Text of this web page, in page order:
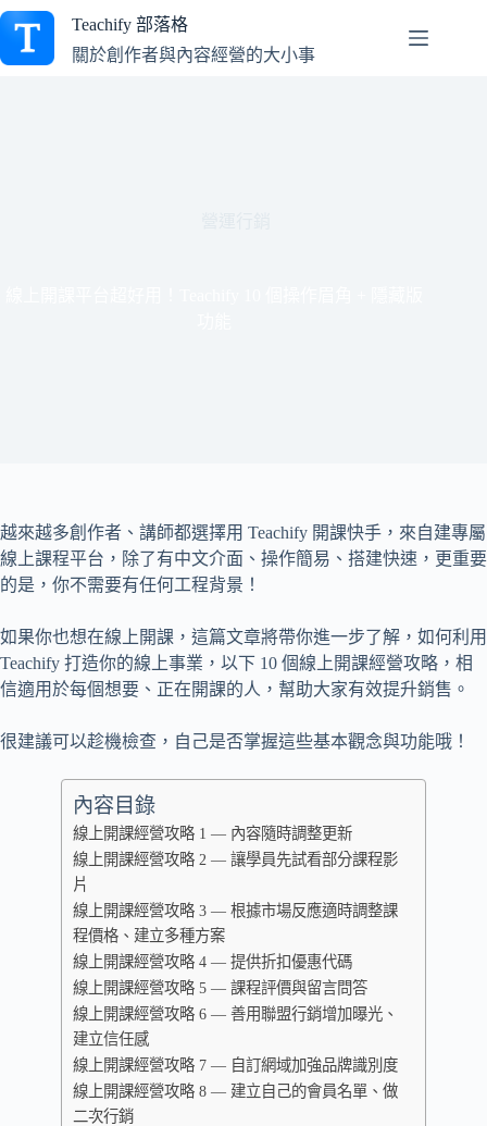
跳
主
Teachify 部落格
關於創作者與內容經營的大小事
越來越多創作者、講師都選擇用 Teachify 開課快手，來自建專屬
線上課程平台，除了有中文介面、操作簡易、搭建快速，更重要
的是，你不需要有任何工程背景！
如果你也想在線上開課，這篇文章將帶你進一步了解，如何利用
Teachify 打造你的線上事業，以下 10 個線上開課經營攻略，相
信適用於每個想要、正在開課的人，幫助大家有效提升銷售。
很建議可以趁機檢查，自己是否掌握這些基本觀念與功能哦！
內容目錄
線上開課經營攻略 1 — 內容隨時調整更新
線上開課經營攻略 2 — 讓學員先試看部分課程影
片
線上開課經營攻略 3 — 根據市場反應適時調整課
程價格、建立多種方案
線上開課經營攻略 4 — 提供折扣優惠代碼
線上開課經營攻略 5 — 課程評價與留言問答
線上開課經營攻略 6 — 善用聯盟行銷增加曝光、
建立信任感
線上開課經營攻略 7 — 自訂網域加強品牌識別度
線上開課經營攻略 8 — 建立自己的會員名單、做
二次行銷